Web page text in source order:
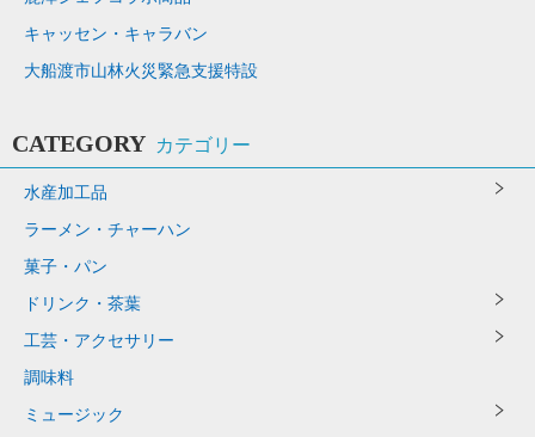
キャッセン・キャラバン
大船渡市山林火災緊急支援特設
CATEGORY カテゴリー
水産加工品
ラーメン・チャーハン
菓子・パン
ドリンク・茶葉
工芸・アクセサリー
調味料
ミュージック